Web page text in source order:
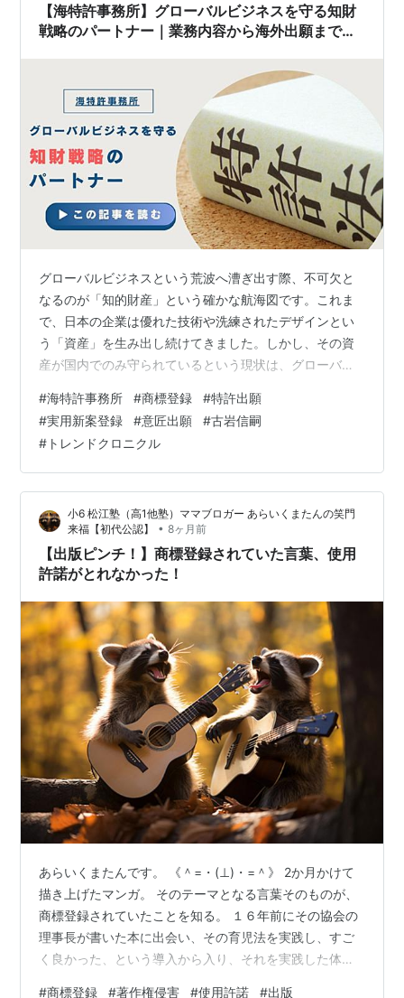
実用新案法第3条第1項柱書 産業上利用すること
ができる考案であつて物品の形状、構造又は組合
せに係るものをした者は、次に掲げる考案を除
き、その考案について実用新案登録を受けること
ができる。
意匠法第3条第1項柱書 工業上利用することがで
きる意匠の創作をした者は、次に掲げる意匠を除
き、その意匠について意匠登録を受けることがで
きる。
著作権法第17条第1項 著作者は、次条第1項、第
「著作者人格権」という。）並びに第21条から第
28条までに規定する権利（以下「著作権」とい
う。）を享有する。
商標登録出願があった場合、審査官が審査をします。
（審査官による審査）
第十四条 特許庁長官は、審査官に商標登録出願
審査官は、商標登録出願に拒絶理由がない場合には、商
標登録をすべき旨の査定をします。
（商標登録の査定）
第十六条 審査官は、政令で定める期間内に商標
登録出願について拒絶の理由を発見しないとき
は、商標登録をすべき旨の査定をしなければなら
ない。
商標登録をすべき旨の査定を受けたとき、商標登録出願
人は、登録料を所定の期間内に納付します。
（登録料）
第四十条 商標権の設定の登録を受ける者は、登
録料として、一件ごとに、六万六千円に区分（指
定商品又は指定役務が属する第六条第二項の政令
で定める商品及び役務の区分をいう。以下同
【海特許事務所】グローバルビジネスを守る知財
戦略のパートナー｜業務内容から海外出願まで徹
グローバルビジネスという荒波へ漕ぎ出す際、不可欠と
なるのが「知的財産」という確かな航海図です。これま
で、日本の企業は優れた技術や洗練されたデザインとい
う「資産」を生み出し続けてきました。しかし、その資
産が国内でのみ守られているという現状は、グローバル
越えてビジネスを展開しようとした時、経営者や知財担
当者の方々は、各国の複雑な法制度、多額のコスト、そ
して「国内での権利は海外で通用しない」という壁に直
面します。「自社の独自デザインが模倣されるのではな
いか」「複雑な海外出願を、どこに相談すればいいのか
分からない」。そうした不安は、多くの企業が抱える…
#海特許事務所 #商標登録 #特許出願
#実用新案登録 #意匠出願 #古岩信嗣
# トレンドクロニクル
小6 松江塾（高1他塾）ママブロガー あらいくまたんの笑門
来福【初代公認】
• 8ヶ月前
【出版ピンチ！】商標登録されていた言葉、使用
許諾がとれなかった！
あらいくまたんです。 《＾=・(⊥)・=＾》 2か月かけて
描き上げたマンガ。 そのテーマとなる言葉そのものが、
商標登録されていたことを知る。 １６年前にその協会の
理事長が書いた本に出会い、その育児法を実践し、すご
く良かった、という導入から入り、それを実践した体験
#商標登録 #著作権侵害 #使用許諾 #出版